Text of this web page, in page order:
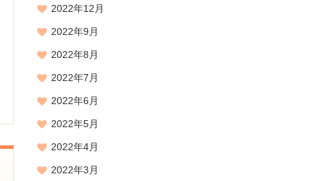
2022年12月
2022年9月
2022年8月
2022年7月
2022年6月
2022年5月
2022年4月
2022年3月